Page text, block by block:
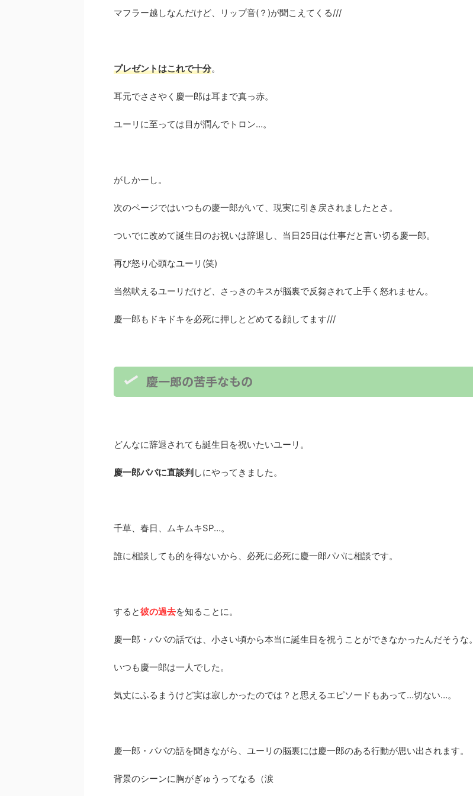
マフラー越しなんだけど、リップ音(？)が聞こえてくる///
プレゼントはこれで十分。
耳元でささやく慶一郎は耳まで真っ赤。
ユーリに至っては目が潤んでトロン…。
がしかーし。
次のページではいつもの慶一郎がいて、現実に引き戻されましたとさ。
ついでに改めて誕生日のお祝いは辞退し、当日25日は仕事だと言い切る慶一郎。
再び怒り心頭なユーリ(笑)
当然吠えるユーリだけど、さっきのキスが脳裏で反芻されて上手く怒れません。
慶一郎もドキドキを必死に押しとどめてる顔してます///
慶一郎の苦手なもの
どんなに辞退されても誕生日を祝いたいユーリ。
慶一郎パパに直談判しにやってきました。
千草、春日、ムキムキSP…。
誰に相談しても的を得ないから、必死に必死に慶一郎パパに相談です。
すると彼の過去を知ることに。
慶一郎・パパの話では、小さい頃から本当に誕生日を祝うことができなかったんだそうな。
いつも慶一郎は一人でした。
気丈にふるまうけど実は寂しかったのでは？と思えるエピソードもあって…切ない…。
慶一郎・パパの話を聞きながら、ユーリの脳裏には慶一郎のある行動が思い出されます。
背景のシーンに胸がぎゅうってなる（涙